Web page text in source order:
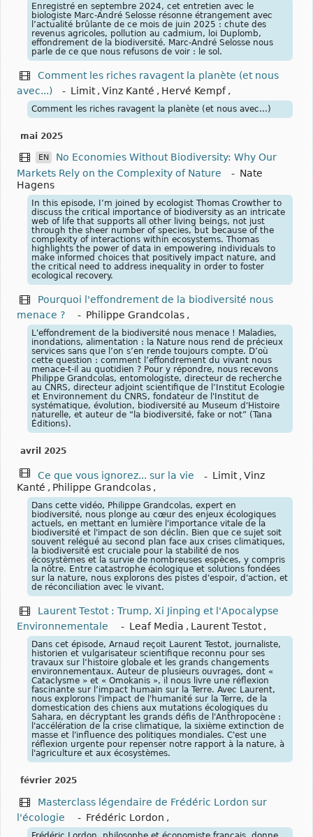
Enregistré en septembre 2024, cet entretien avec le
biologiste Marc-André Selosse résonne étrangement avec
l’actualité brûlante de ce mois de juin 2025 : chute des
revenus agricoles, pollution au cadmium, loi Duplomb,
effondrement de la biodiversité. Marc-André Selosse nous
parle de ce que nous refusons de voir : le sol.
Comment les riches ravagent la planète (et nous
avec...)
- Limit , Vinz Kanté , Hervé Kempf ,
Comment les riches ravagent la planète (et nous avec...)
mai 2025
EN
No Economies Without Biodiversity: Why Our
Markets Rely on the Complexity of Nature
- Nate
Hagens
In this episode, I’m joined by ecologist Thomas Crowther to
discuss the critical importance of biodiversity as an intricate
web of life that supports all other living beings, not just
through the sheer number of species, but because of the
complexity of interactions within ecosystems. Thomas
highlights the power of data in empowering individuals to
make informed choices that positively impact nature, and
the critical need to address inequality in order to foster
ecological recovery.
Pourquoi l'effondrement de la biodiversité nous
menace ?
- Philippe Grandcolas ,
L'effondrement de la biodiversité nous menace ! Maladies,
inondations, alimentation : la Nature nous rend de précieux
services sans que l’on s’en rende toujours compte. D’où
cette question : comment l’effondrement du vivant nous
menace-t-il au quotidien ? Pour y répondre, nous recevons
Philippe Grandcolas, entomologiste, directeur de recherche
au CNRS, directeur adjoint scientifique de l’Institut Ecologie
et Environnement du CNRS, fondateur de l'Institut de
systématique, évolution, biodiversité au Museum d'Histoire
naturelle, et auteur de “la biodiversité, fake or not” (Tana
Éditions).
avril 2025
Ce que vous ignorez... sur la vie - Limit , Vinz
Kanté , Philippe Grandcolas ,
Dans cette vidéo, Philippe Grandcolas, expert en
biodiversité, nous plonge au cœur des enjeux écologiques
actuels, en mettant en lumière l'importance vitale de la
biodiversité et l'impact de son déclin. Bien que ce sujet soit
souvent relégué au second plan face aux crises climatiques,
la biodiversité est cruciale pour la stabilité de nos
écosystèmes et la survie de nombreuses espèces, y compris
la nôtre. Entre catastrophe écologique et solutions fondées
sur la nature, nous explorons des pistes d'espoir, d'action, et
de réconciliation avec le vivant.
Laurent Testot : Trump, Xi Jinping et l'Apocalypse
Environnementale
- Leaf Media , Laurent Testot ,
Dans cet épisode, Arnaud reçoit Laurent Testot, journaliste,
historien et vulgarisateur scientifique reconnu pour ses
travaux sur l’histoire globale et les grands changements
environnementaux. Auteur de plusieurs ouvrages, dont «
Cataclysme » et « Omokanis », il nous livre une réflexion
fascinante sur l’impact humain sur la Terre. Avec Laurent,
nous explorons l'impact de l'humanité sur la Terre, de la
domestication des chiens aux mutations écologiques du
Sahara, en décryptant les grands défis de l'Anthropocène :
l'accélération de la crise climatique, la sixième extinction de
masse et l'influence des politiques mondiales. C'est une
réflexion urgente pour repenser notre rapport à la nature, à
l'agriculture et aux écosystèmes.
février 2025
Masterclass légendaire de Frédéric Lordon sur
l'écologie
- Frédéric Lordon ,